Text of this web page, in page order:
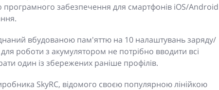
програмного забезпечення для смартфонів iOS/Android
вбудованою пам'яттю на 10 налаштувань заряду/
роботи з акумулятором не потрібно вводити всі
один із збережених раніше профілів.
SkyRC, відомого своєю популярною лінійкою